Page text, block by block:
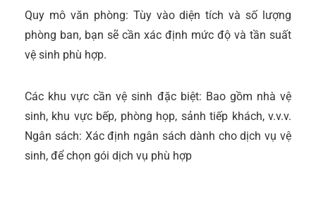
Quy mô văn phòng: Tùy vào diện tích và số lượng
phòng ban, bạn sẽ cần xác định mức độ và tần suất
vệ sinh phù hợp.
Các khu vực cần vệ sinh đặc biệt: Bao gồm nhà vệ
sinh, khu vực bếp, phòng họp, sảnh tiếp khách, v.v.v.
Ngân sách: Xác định ngân sách dành cho dịch vụ vệ
sinh, để chọn gói dịch vụ phù hợp